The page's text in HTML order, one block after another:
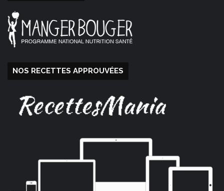
NOS RECETTES APPROUVÉES